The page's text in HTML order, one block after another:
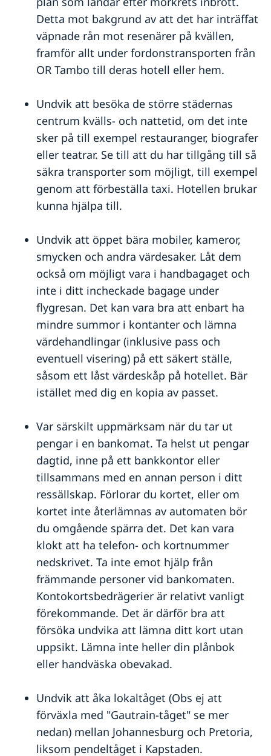
Detta mot bakgrund av att det har inträffat
väpnade rån mot resenärer på kvällen,
framför allt under fordonstransporten från
OR Tambo till deras hotell eller hem.
Undvik att besöka de större städernas
centrum kvälls- och nattetid, om det inte
sker på till exempel restauranger, biografer
eller teatrar. Se till att du har tillgång till så
säkra transporter som möjligt, till exempel
genom att förbeställa taxi. Hotellen brukar
kunna hjälpa till.
Undvik att öppet bära mobiler, kameror,
smycken och andra värdesaker. Låt dem
också om möjligt vara i handbagaget och
inte i ditt incheckade bagage under
flygresan. Det kan vara bra att enbart ha
mindre summor i kontanter och lämna
värdehandlingar (inklusive pass och
eventuell visering) på ett säkert ställe,
såsom ett låst värdeskåp på hotellet. Bär
istället med dig en kopia av passet.
Var särskilt uppmärksam när du tar ut
pengar i en bankomat. Ta helst ut pengar
dagtid, inne på ett bankkontor eller
tillsammans med en annan person i ditt
ressällskap. Förlorar du kortet, eller om
kortet inte återlämnas av automaten bör
du omgående spärra det. Det kan vara
klokt att ha telefon- och kortnummer
nedskrivet. Ta inte emot hjälp från
främmande personer vid bankomaten.
Kontokortsbedrägerier är relativt vanligt
förekommande. Det är därför bra att
försöka undvika att lämna ditt kort utan
uppsikt. Lämna inte heller din plånbok
eller handväska obevakad.
Undvik att åka lokaltåget (Obs ej att
förväxla med "Gautrain-tåget" se mer
nedan) mellan Johannesburg och Pretoria,
liksom pendeltåget i Kapstaden.